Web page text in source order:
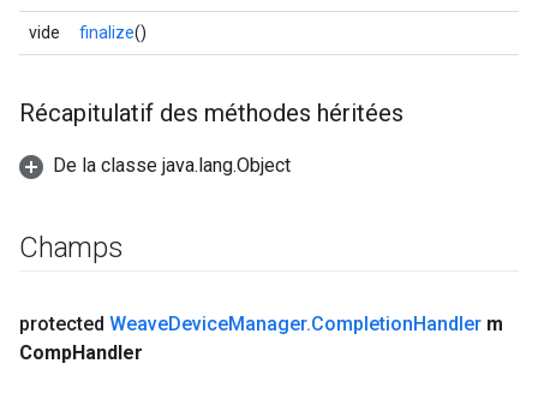
vide finalize()
Récapitulatif des méthodes héritées
De la classe java.lang.Object
Champs
protected WeaveDeviceManager.CompletionHandler m
CompHandler